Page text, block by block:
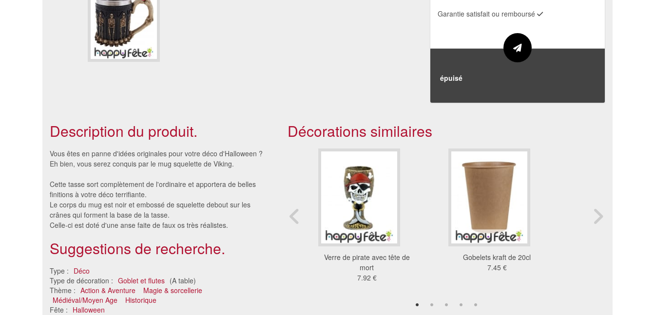
Garantie satisfait ou remboursé
épuisé
Description du produit.
Vous êtes en panne d'idées originales pour votre déco d'Halloween ?
Eh bien, vous serez conquis par le mug squelette de Viking.
Cette tasse sort complètement de l'ordinaire et apportera de belles
finitions à votre déco terrifiante.
Le corps du mug est noir et embossé de squelette debout sur les
crânes qui forment la base de la tasse.
Celle-ci est doté d'une anse faite de faux os très réalistes.
Suggestions de recherche.
Type : Déco
Type de décoration : Goblet et flutes (A table)
Thème : Action & Aventure
Magie & sorcellerie
Médiéval/Moyen Age
Historique
Fête : Halloween
Décorations similaires
10 flutes a champagne pied
6.49 €
50 gobelets 20 cl
Verre de pirate avec tête de
mort
7.92 €
Gobelets kraft de 20cl
7.45 €